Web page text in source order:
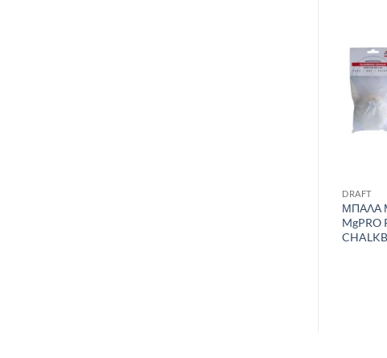
DRAFT
ΜΠΑΛΑ
MgPRO